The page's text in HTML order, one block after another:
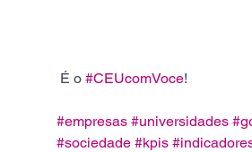
É o #CEUcomVoce!
#empresas #universidades
#sociedade #kpis